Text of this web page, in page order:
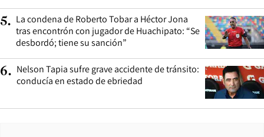
5. La condena de Roberto Tobar a Héctor Jona
tras encontrón con jugador de Huachipato: “Se
desbordó; tiene su sanción”
6. Nelson Tapia sufre grave accidente de tránsito:
conducía en estado de ebriedad